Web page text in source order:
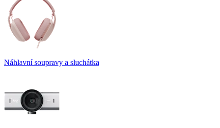
Náhlavní soupravy a sluchátka